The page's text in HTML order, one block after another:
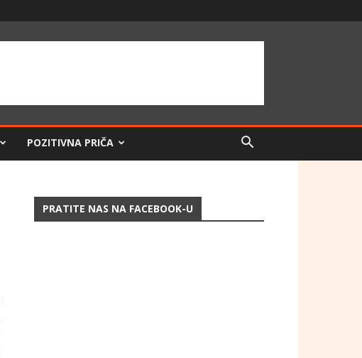
POZITIVNA PRIČA
PRATITE NAS NA FACEBOOK-U